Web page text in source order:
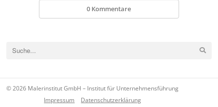
0 Kommentare
© 2026 Malerinstitut GmbH – Institut für Unternehmensführung
Impressum
Datenschutzerklärung